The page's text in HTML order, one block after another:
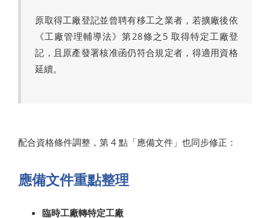
原取得工廠登記並曾聘有移工之業者，若擴廠後依
《工廠管理輔導法》第28條之5 取得特定工廠登
記，且原產發署核准函仍符合規定者，得適用資格
延續。
配合資格條件調整，第 4 點「應備文件」也同步修正：
應備文件重點整理
臨時工廠轉特定工廠